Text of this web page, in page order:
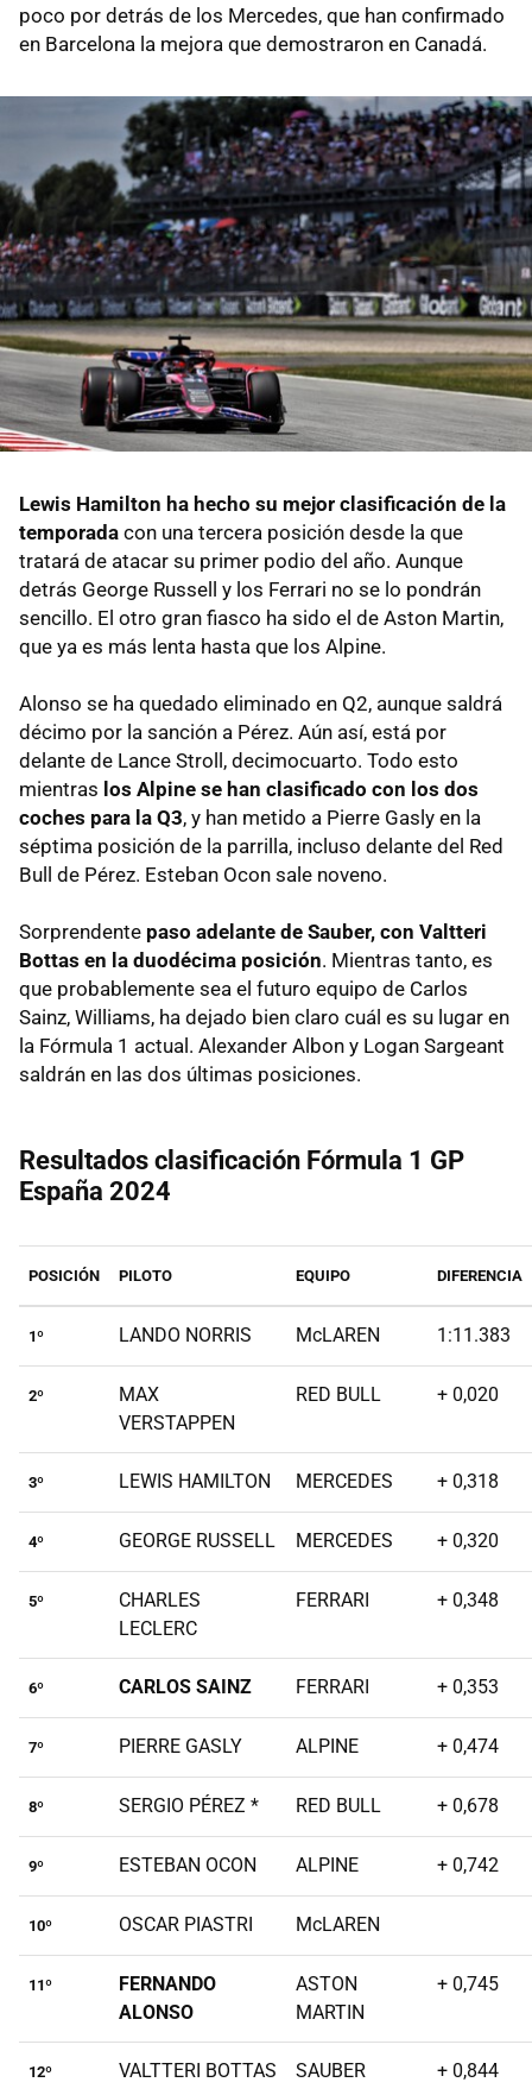
poco por detrás de los Mercedes, que han confirmado
en Barcelona la mejora que demostraron en Canadá.
Lewis Hamilton ha hecho su mejor clasificación de la
temporada con una tercera posición desde la que
tratará de atacar su primer podio del año. Aunque
detrás George Russell y los Ferrari no se lo pondrán
sencillo. El otro gran fiasco ha sido el de Aston Martin,
que ya es más lenta hasta que los Alpine.
Alonso se ha quedado eliminado en Q2, aunque saldrá
décimo por la sanción a Pérez. Aún así, está por
delante de Lance Stroll, decimocuarto. Todo esto
mientras los Alpine se han clasificado con los dos
coches para la Q3, y han metido a Pierre Gasly en la
séptima posición de la parrilla, incluso delante del Red
Bull de Pérez. Esteban Ocon sale noveno.
Sorprendente paso adelante de Sauber, con Valtteri
Bottas en la duodécima posición. Mientras tanto, es
que probablemente sea el futuro equipo de Carlos
Sainz, Williams, ha dejado bien claro cuál es su lugar en
la Fórmula 1 actual. Alexander Albon y Logan Sargeant
saldrán en las dos últimas posiciones.
Resultados clasificación Fórmula 1 GP
España 2024
POSICIÓN PILOTO EQUIPO DIFERENCIA
1º LANDO NORRIS McLAREN 1:11.383
2º
MAX
VERSTAPPEN
RED BULL + 0,020
3º LEWIS HAMILTON MERCEDES + 0,318
4º GEORGE RUSSELL MERCEDES + 0,320
5º
CHARLES
LECLERC
FERRARI + 0,348
6º CARLOS SAINZ FERRARI + 0,353
7º PIERRE GASLY ALPINE + 0,474
8º SERGIO PÉREZ * RED BULL + 0,678
9º ESTEBAN OCON ALPINE + 0,742
10º OSCAR PIASTRI McLAREN
11º
FERNANDO
ALONSO
ASTON
MARTIN
+ 0,745
12º VALTTERI BOTTAS SAUBER + 0,844